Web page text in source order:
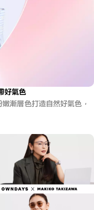
好氣色
漸層色打造自然好氣色，